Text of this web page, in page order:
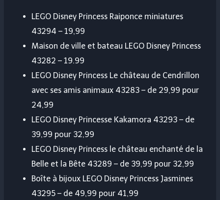
LEGO Disney Princess Raiponce miniatures
43294 – 19,99
Maison de ville et bateau LEGO Disney Princess
43282 – 19.99
LEGO Disney Princess Le château de Cendrillon
avec ses amis animaux 43283 – de 29,99 pour
24,99
LEGO Disney Princesse Kakamora 43293 – de
39,99 pour 32,99
LEGO Disney Princess le château enchanté de la
Belle et la Bête 43289 – de 39,99 pour 32,99
Boîte à bijoux LEGO Disney Princess Jasmines
43295 – de 49,99 pour 41,99